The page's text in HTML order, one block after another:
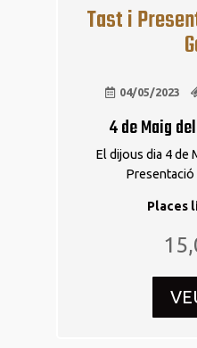
Tast i
04/05/2023
4 de Maig
El dijous dia 4 de
Presentació
Places